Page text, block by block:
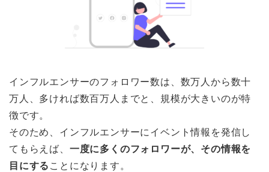
インフルエンサーのフォロワー数は、数万人から数十
万人、多ければ数百万人までと、規模が大きいのが特
徴です。
そのため、インフルエンサーにイベント情報を発信し
てもらえば、 一度に多くのフォロワーが、その情報を
目にする ことになります。